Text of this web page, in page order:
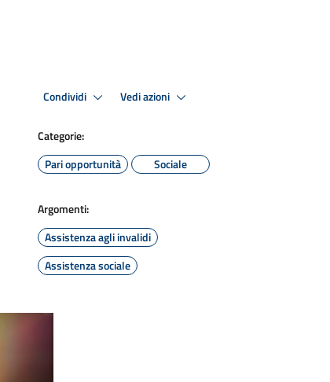
Condividi Vedi azioni
Categorie:
Pari opportunità
Sociale
Argomenti:
Assistenza agli invalidi
Assistenza sociale